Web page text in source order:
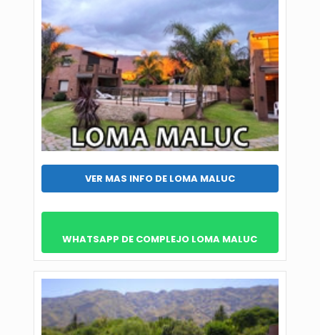
VER MAS INFO DE LOMA MALUC
WHATSAPP DE COMPLEJO LOMA MALUC